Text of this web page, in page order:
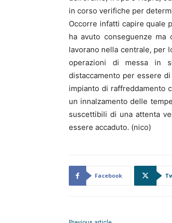
in corso verifiche per
Occorre infatti capire quale
ha avuto conseguenze
lavorano nella centrale, per
operazioni di messa in
distaccamento per essere
impianto di raffreddamento
un innalzamento delle
suscettibili di una attenta
essere accaduto. (nico)
Facebook